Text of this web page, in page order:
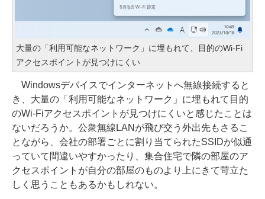
大量の「利用可能なネットワーク」に埋もれて、目的のWi-Fi
アクセスポイントが見つけにくい
Windowsデバイスでインターネットへ無線接続すると
き、大量の「利用可能なネットワーク」に埋もれて目的
のWi-Fiアクセスポイントが見つけにくいと感じたことは
ないだろうか。公衆無線LANが飛び交う外出先もさるこ
とながら、会社の部署ごとに割り当てられたSSIDが似通
っていて間違いやすかったり、集合住宅で隣の部屋のア
クセスポイントが自分の部屋のものより上にきて苛立た
しく思うこともあるかもしれない。